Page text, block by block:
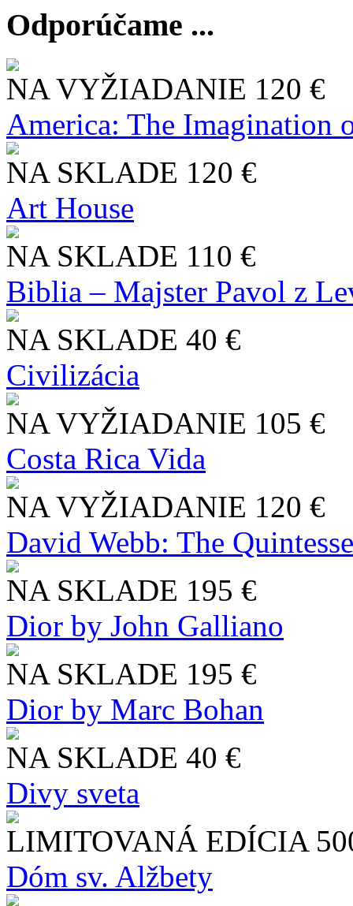
Odporúčame ...
NA VYŽIADANIE 120 €
America: The Imagination
NA SKLADE 120 €
Art House
NA SKLADE 110 €
Biblia – Majster Pavol z
NA SKLADE 40 €
Civilizácia
NA VYŽIADANIE 105 €
Costa Rica Vida
NA VYŽIADANIE 120 €
David Webb: The
NA SKLADE 195 €
Dior by John Galliano
NA SKLADE 195 €
Dior by Marc Bohan
NA SKLADE 40 €
Divy sveta
LIMITOVANÁ EDÍCIA
Dóm sv. Alžbety